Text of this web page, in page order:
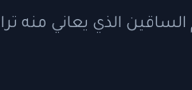
الذي يعاني منه